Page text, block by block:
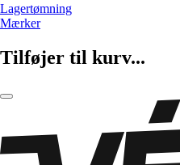
Lagertømning
Mærker
Tilføjer til kurv...